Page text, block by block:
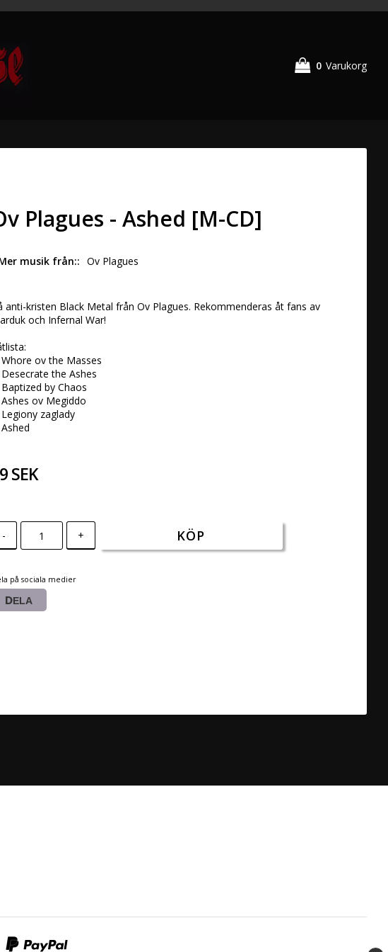
0 Varukorg
Plagues - Ashed [M-CD]
musik från: Ov Plagues
anti-kristen Black Metal från Ov Plagues. Rekommenderas åt fans av
och Infernal War!
Whore ov the Masses
Desecrate the Ashes
by Chaos
Ashes ov Megiddo
zaglady
SEK
- + KÖP
på sociala medier
DELA